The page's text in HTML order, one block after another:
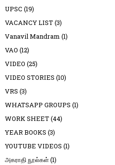
UPSC (19)
VACANCY LIST(3)
Vanavil Mandram (1)
VAO (12)
VIDEO (25)
VIDEO STORIES (10)
VRS (3)
WHATSAPP GROUPS (1)
WORK SHEET(44)
YEAR BOOKS (3)
YOUTUBE VIDEOS (1)
அகராதி நூல்கள்(1)